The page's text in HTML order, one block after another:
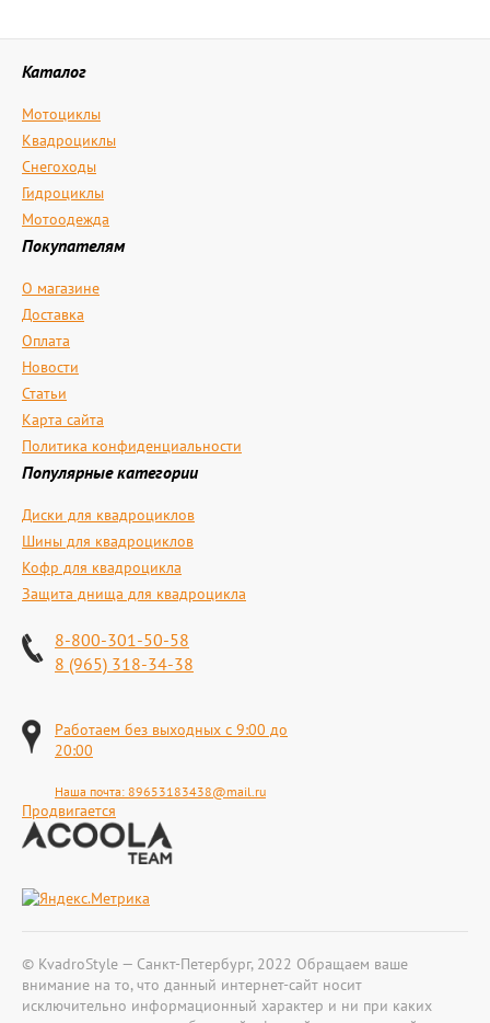
Каталог
Мотоциклы
Квадроциклы
Снегоходы
Гидроциклы
Мотоодежда
Покупателям
О магазине
Доставка
Оплата
Новости
Статьи
Карта сайта
Политика конфиденциальности
Популярные категории
Диски для квадроциклов
Шины для квадроциклов
Кофр для квадроцикла
Защита днища для квадроцикла
8-800-301-50-58
8 (965) 318-34-38
Работаем без выходных с 9:00 до
20:00
Наша почта: 89653183438@mail.ru
Продвигается
© KvadroStyle — Санкт-Петербург, 2022 Обращаем ваше
внимание на то, что данный интернет-сайт носит
исключительно информационный характер и ни при каких